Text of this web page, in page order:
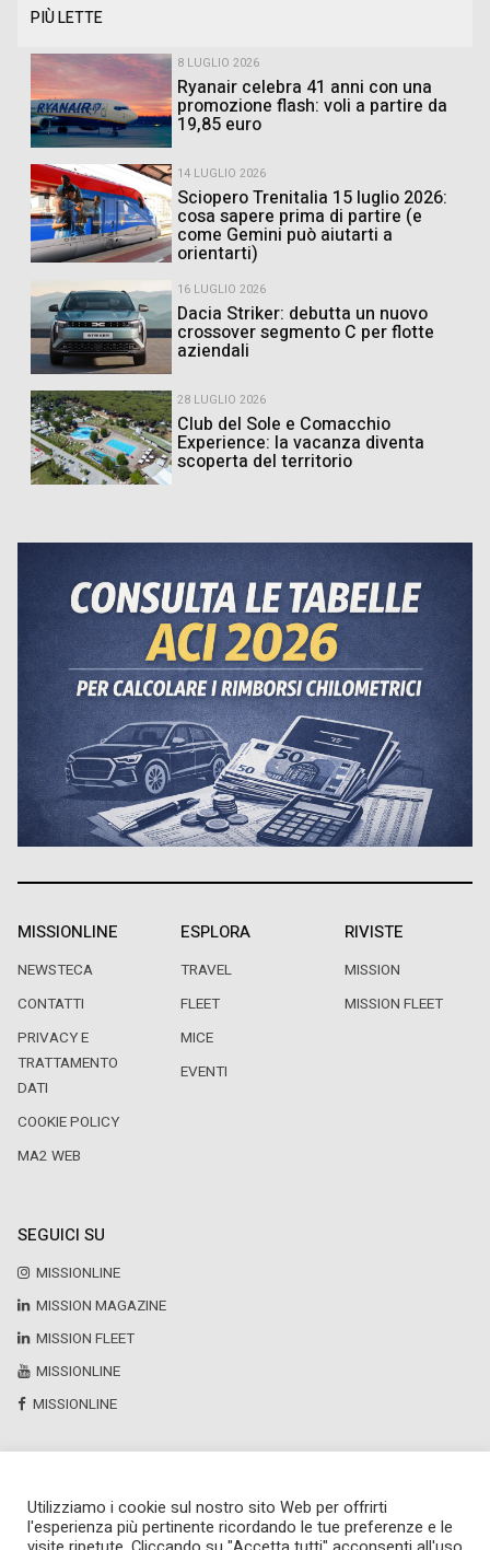
PIÙ LETTE
8 LUGLIO 2026
Ryanair celebra 41 anni con una
promozione flash: voli a partire da
19,85 euro
14 LUGLIO 2026
Sciopero Trenitalia 15 luglio 2026:
cosa sapere prima di partire (e
come Gemini può aiutarti a
orientarti)
16 LUGLIO 2026
Dacia Striker: debutta un nuovo
crossover segmento C per flotte
aziendali
28 LUGLIO 2026
Club del Sole e Comacchio
Experience: la vacanza diventa
scoperta del territorio
MISSIONLINE
NEWSTECA
CONTATTI
PRIVACY E
TRATTAMENTO
DATI
COOKIE POLICY
MA2 WEB
ESPLORA
TRAVEL
FLEET
MICE
EVENTI
RIVISTE
MISSION
MISSION FLEET
SEGUICI SU
MISSIONLINE
MISSION MAGAZINE
MISSION FLEET
MISSIONLINE
MISSIONLINE
Copyright © 2025 by Newsteca
P.Iva 13171520151
Utilizziamo i cookie sul nostro sito Web per offrirti
l'esperienza più pertinente ricordando le tue preferenze e le